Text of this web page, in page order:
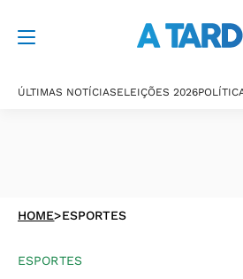
ÚLTIMAS NOTÍCIASELEIÇÕES 2026
HOME>ESPORTES
ESPORTES